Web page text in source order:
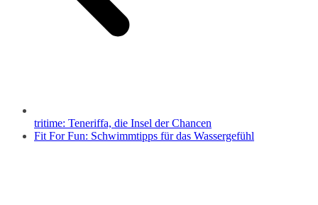
tritime: Teneriffa, die Insel der Chancen
Fit For Fun: Schwimmtipps für das Wassergefühl